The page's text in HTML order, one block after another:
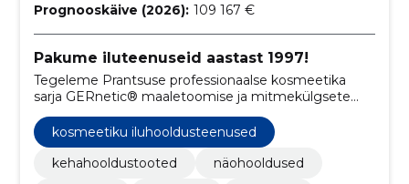
Prognooskäive (2026): 109 167 €
Pakume iluteenuseid aastast 1997!
Tegeleme Prantsuse professionaalse kosmeetika
sarja GERnetic® maaletoomise ja mitmekülgsete
kosmeetiku iluhooldusteenused
kehahooldustooted
näohooldused